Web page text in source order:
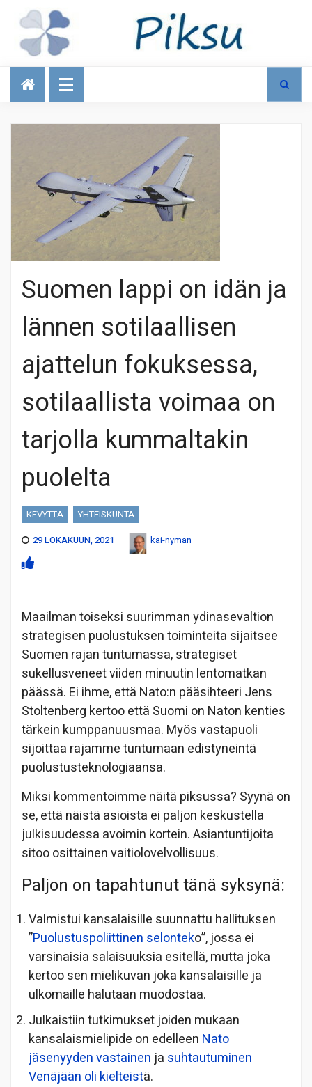
Talous
Suomen lappi on idän ja
lännen sotilaallisen
ajattelun fokuksessa,
sotilaallista voimaa on
tarjolla kummaltakin
puolelta
KEVYTTÄ
YHTEISKUNTA
29 LOKAKUUN, 2021
kai-nyman
Maailman toiseksi suurimman ydinasevaltion
strategisen puolustuksen toiminteita sijaitsee
Suomen rajan tuntumassa, strategiset
sukellusveneet viiden minuutin lentomatkan
päässä. Ei ihme, että Nato:n pääsihteeri Jens
Stoltenberg kertoo että Suomi on Naton kenties
tärkein kumppanuusmaa. Myös vastapuoli
sijoittaa rajamme tuntumaan edistyneintä
puolustusteknologiaansa.
Miksi kommentoimme näitä piksussa? Syynä on
se, että näistä asioista ei paljon keskustella
julkisuudessa avoimin kortein. Asiantuntijoita
sitoo osittainen vaitiolovelvollisuus.
Paljon on tapahtunut tänä syksynä:
Valmistui kansalaisille suunnattu hallituksen
”Puolustuspoliittinen selonteko”, jossa ei
varsinaisia salaisuuksia esitellä, mutta joka
kertoo sen mielikuvan joka kansalaisille ja
ulkomaille halutaan muodostaa.
Julkaistiin tutkimukset joiden mukaan
kansalaismielipide on edelleen Nato
jäsenyyden vastainen ja suhtautuminen
Venäjään oli kielteistä.